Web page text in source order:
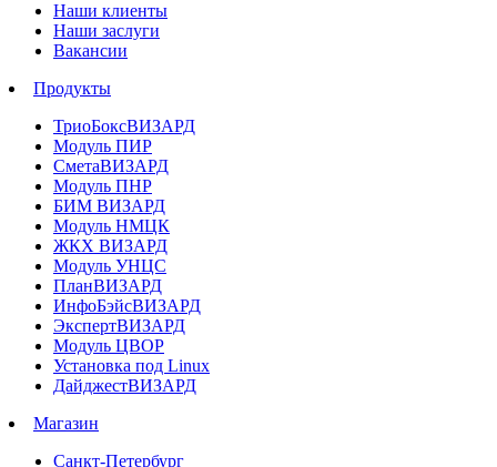
Наши клиенты
Наши заслуги
Вакансии
Продукты
ТриоБоксВИЗАРД
Модуль ПИР
СметаВИЗАРД
Модуль ПНР
БИМ ВИЗАРД
Модуль НМЦК
ЖКХ ВИЗАРД
Модуль УНЦС
ПланВИЗАРД
ИнфоБэйсВИЗАРД
ЭкспертВИЗАРД
Модуль ЦВОР
Установка под Linux
ДайджестВИЗАРД
Магазин
Санкт-Петербург